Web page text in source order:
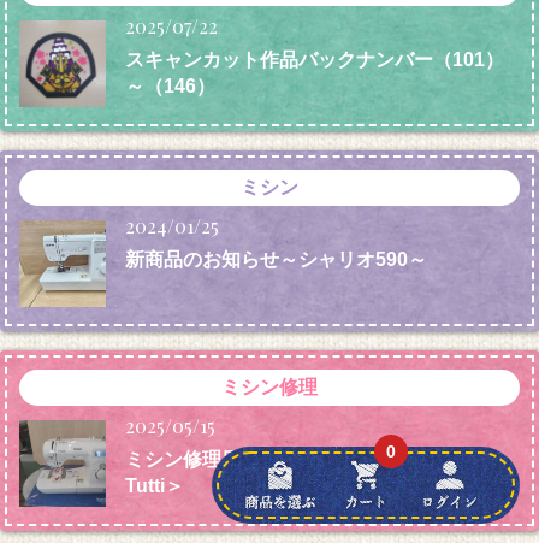
2025/07/22
スキャンカット作品バックナンバー（101）
～（146）
ミシン
2024/01/25
新商品のお知らせ～シャリオ590～
ミシン修理
2025/05/15
ミシン修理日記（455）ブラザーミシン＜
Tutti＞
0